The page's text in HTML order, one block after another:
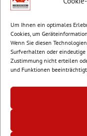
Um Ihnen ein optimales
Cookies, um
Wenn Sie diesen
Surfverhalten oder eindeutige
Zustimmung nicht erteilen
und Funktionen
E-Mail:
info@wbg-